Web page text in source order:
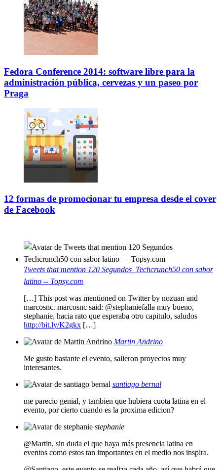
Fedora Conference 2014: software libre para la
administración pública, cervezas y un paseo por
Praga
12 formas de promocionar tu empresa desde el cover
de Facebook
Tweets that mention 120 Segundos  Techcrunch50 con sabor
latino -- Topsy.com
[…] This post was mentioned on Twitter by nozuan and
marcosnc. marcosnc said: @stephaniefalla muy bueno,
stephanie, hacia rato que esperaba otro capitulo, saludos
http://bit.ly/K2gkx […]
Martin Andrino
Me gusto bastante el evento, salieron proyectos muy
interesantes.
santiago bernal
me parecio genial, y tambien que hubiera cuota latina en el
evento, por cierto cuando es la proxima edicion?
stephanie
@Martin, sin duda el que haya más presencia latina en
eventos como estos tan importantes en el medio nos inspira.